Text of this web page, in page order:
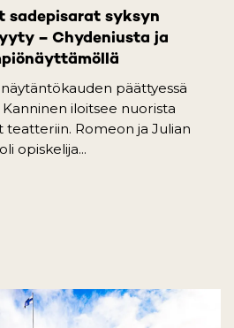
sadepisarat syksyn
– Chydeniusta ja
päättyessä
iloitsee nuorista
teatteriin. Romeon ja Julian
opiskelija...